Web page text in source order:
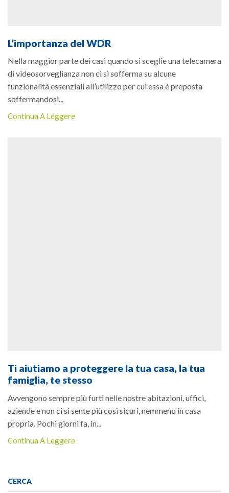
L’importanza del WDR
Nella maggior parte dei casi quando si sceglie una telecamera
di videosorveglianza non ci si sofferma su alcune
funzionalità essenziali all’utilizzo per cui essa è preposta
soffermandosi...
Continua A Leggere
Ti aiutiamo a proteggere la tua casa, la tua
famiglia, te stesso
Avvengono sempre più furti nelle nostre abitazioni, uffici,
aziende e non ci si sente più così sicuri, nemmeno in casa
propria. Pochi giorni fa, in...
Continua A Leggere
CERCA